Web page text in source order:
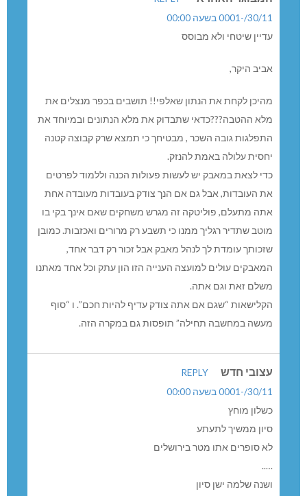
30/11/-0001 בשעה 00:00
עדיין שיטחי ולא מבוסס
אביב היקר,
מהיכן לקחת את הנתון שאלפי!! תושבים בכפר מנצלים את
מלא ההטבה???כדאי שתבדוק את מלא הנתונים ובמיוחד את
התפלגות גובה השכר , מבטיחך כי תמצא שרק קבוצה קטנה
יחסית עלולה באמת להנזק.
כדי לצאת במאבק יש לעשות פעולות הכנה וללמוד לפרטים
את העובדות, אבל גם אם הנך צודק בעובדות מעובדה אחת
אתה מתעלם, פוליטקה זה מגרש משחקים שאם אינך בקי בו
מוטב שתדיר רגליך ממנו כי תשבע רק מרורים ואכזבות. כמובן
שזכותך עומדת לך לנהל מאבק אבל זכור רק דבר אחד,
המאבקים עולים למועצה הענייה הזו הון עתק וכל אחד מאתנו
משלם זאת וגם אתה.
הקלישאות “שגם אם אתה צודק עדיף להיות חכם”. ו “סוף
מעשה במחשבה תחילה” תופסות גם במקרה הזה.
עצובי חדש
REPLY
30/11/-0001 בשעה 00:00
כשלון מוחץ
סיון ממשיך לתעתע
לא סופרים אתו מטר בירושלים
…..
ושנה שלמה ישן סיון